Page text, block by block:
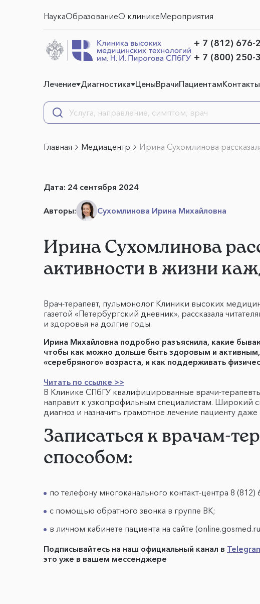
НаукаОбразованиеО клиникеМероприятия
+ 7 (812) 676-
+ 7 (800) 250-
Лечение Диагностика ЦеныВрачиПациентамКонтакты
Главная Медиацентр Ирина Сухомлинова
Дата: 24 сентября 2024
Авторы: Сухомлинова Ирина Михайловна
Ирина Сухомлинова
активности в жизни
Врач-терапевт, пульмонолог Клиники высоких
газетой «Петербургский дневник», рассказала
и здоровья на долгие годы.
Ирина Михайловна подробно разъяснила, какие
чтобы как можно дольше быть здоровым и
«серебряного» возраста, и как поддерживать
Читать по ссылке >>
В Клинике СПбГУ квалифицированные врачи-
направит к узкопрофильным специалистам. Широкий
диагноз и назначить грамотное лечение пациенту
Записаться к врачам-
способом:
по телефону многоканального контакт-центра 8 (812)
с помощью обратного звонка в группе ВК;
в личном кабинете пациента на сайте
Подписывайтесь на наш официальный канал в
это уже в вашем мессенджере